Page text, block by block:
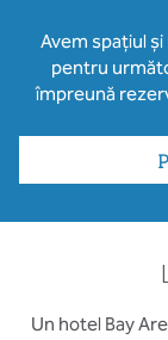
Avem spațiul
pentru
împreună
Un hotel Bay